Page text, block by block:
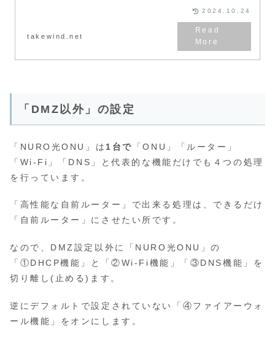
ターってなに？」「二重ルーター
takewind.net
2024.10.24
「DMZ以外」の設定
「NURO光ONU」は 1台で
「ONU」「ルーター」
「Wi-Fi」「DNS」と代表的な機能だけでも４つの処理
を行っています。
「高性能な自前ルーター」で出来る処理は、できるだけ
「自前ルーター」にさせたい所です。
なので、DMZ設定以外に「NURO光ONU」の
「①DHCP機能」と「②Wi-Fi機能」「③DNS機能」を
切り離し(止める)ます。
逆にデフォルトで設定されていない「④ファイアーウォ
ール機能」をオンにします。